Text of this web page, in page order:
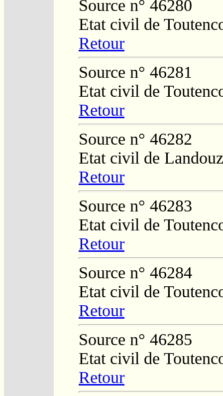
Source n° 46280
Etat civil de
Retour
Source n° 46281
Etat civil de
Retour
Source n° 46282
Etat civil de
Retour
Source n° 46283
Etat civil de
Retour
Source n° 46284
Etat civil de
Retour
Source n° 46285
Etat civil de
Retour